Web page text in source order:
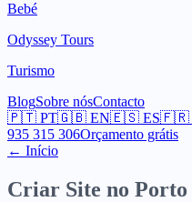
Bebé
Odyssey Tours
Turismo
BlogSobre nósContacto
🇵🇹 PT🇬🇧 EN🇪🇸 ES🇫🇷
935 315 306Orçamento grátis
← Início
Criar Site no Porto